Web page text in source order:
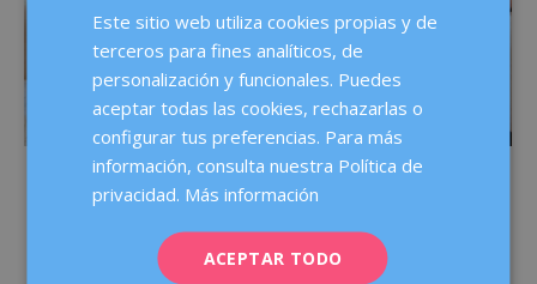
Comunicar para conectar con tus
hijos
Este sitio web utiliza cookies propias y de
terceros para fines analíticos, de
personalización y funcionales. Puedes
aceptar todas las cookies, rechazarlas o
configurar tus preferencias. Para más
información, consulta nuestra Política de
privacidad. Más información
ACEPTAR TODO